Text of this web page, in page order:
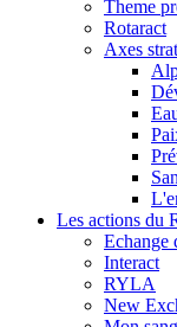
Theme
Rotaract
Axes
Les actions du
Echange
Interact
RYLA
New